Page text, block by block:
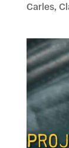
Carles,